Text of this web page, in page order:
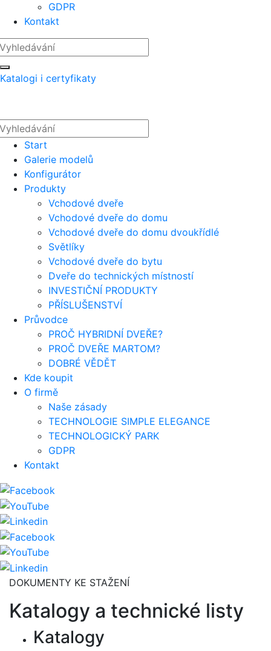
GDPR
Kontakt
Katalogi i certyfikaty
Start
Galerie modelů
Konfigurátor
Produkty
Vchodové dveře
Vchodové dveře do domu
Vchodové dveře do domu dvoukřídlé
Světlíky
Vchodové dveře do bytu
Dveře do technických místností
INVESTIČNÍ PRODUKTY
PŘÍSLUŠENSTVÍ
Průvodce
PROČ HYBRIDNÍ DVEŘE?
PROČ DVEŘE MARTOM?
DOBRÉ VĚDĚT
Kde koupit
O firmě
Naše zásady
TECHNOLOGIE SIMPLE ELEGANCE
TECHNOLOGICKÝ PARK
GDPR
Kontakt
DOKUMENTY KE STAŽENÍ
Katalogy a technické listy
Katalogy